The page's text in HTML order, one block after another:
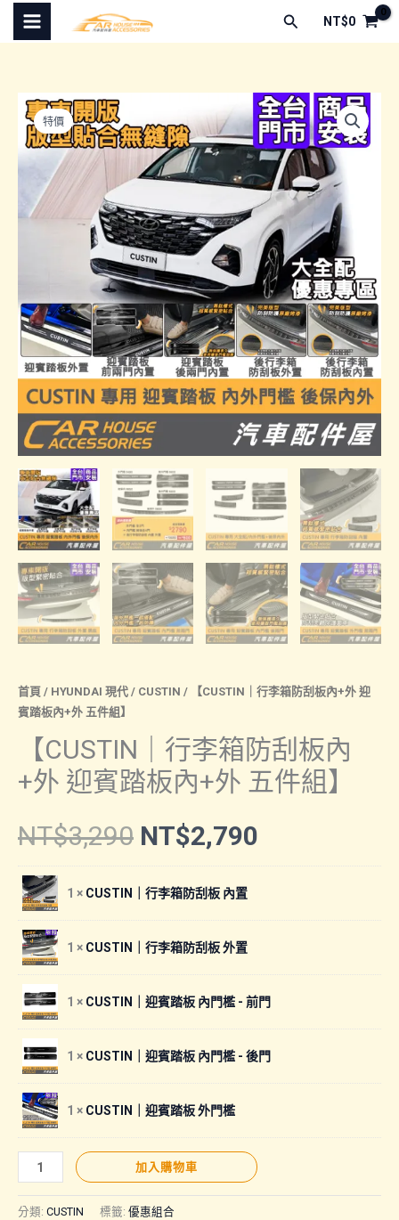
搜
尋
NT$0
特價
首頁 / HYUNDAI 現代 / CUSTIN / 【CUSTIN｜行李箱防刮板內+外 迎
賓踏板內+外 五件組】
【CUSTIN｜行李箱防刮板內
+外 迎賓踏板內+外 五件組】
NT$3,290 原
始
價
格：
NT$3,290。
NT$2,790
格：
NT$2,790
1 × CUSTIN｜行李箱防刮板 內置
1 × CUSTIN｜行李箱防刮板 外置
1 × CUSTIN｜迎賓踏板 內門檻 - 前門
1 × CUSTIN｜迎賓踏板 內門檻 - 後門
1 × CUSTIN｜迎賓踏板 外門檻
【CUSTIN
｜
行
加入購物車
分類: CUSTIN 標籤: 優惠組合